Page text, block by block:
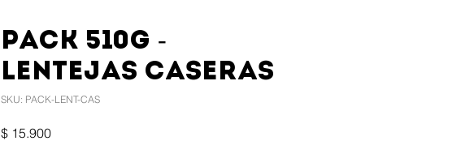
Pack 510g -
Lentejas Caseras
SKU: PACK-LENT-CAS
$ 15.900Precio